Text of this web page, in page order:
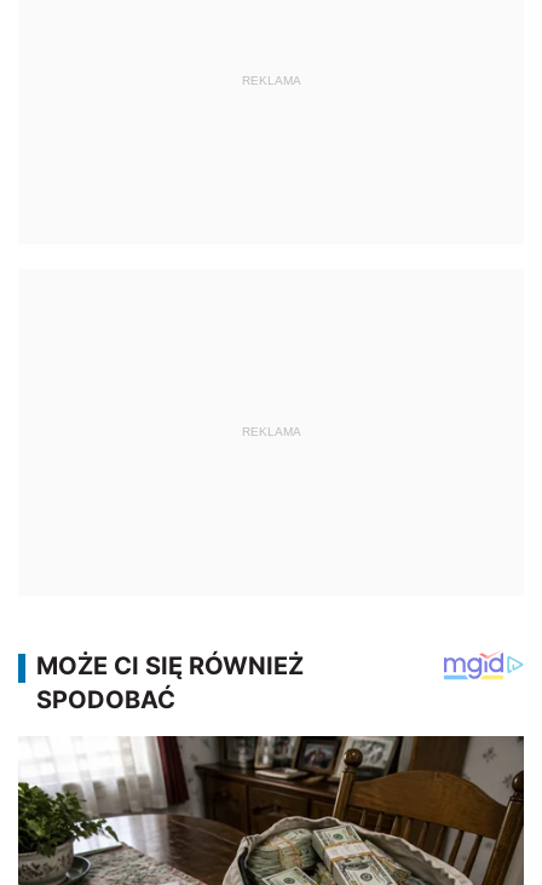
REKLAMA
REKLAMA